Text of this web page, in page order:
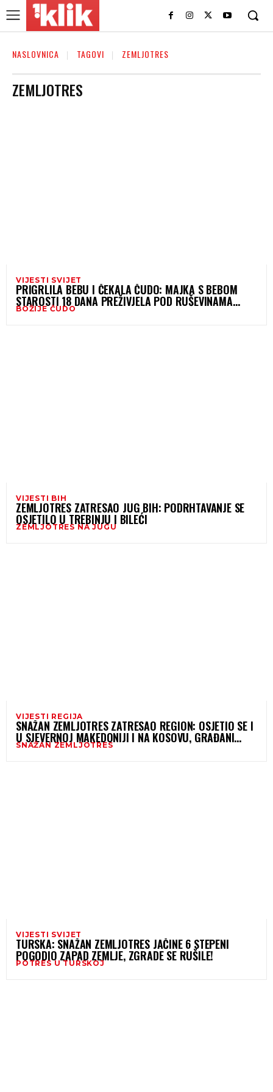
NASLOVNICA TAGOVI ZEMLJOTRES
ZEMLJOTRES
VIJESTI SVIJET
PRIGRLILA BEBU I ČEKALA ČUDO: MAJKA S BEBOM
STAROSTI 18 DANA PREŽIVJELA POD RUŠEVINAMA
ZEMLJOTRESA U VENEZUELI
BOŽIJE ČUDO
VIJESTI BIH
ZEMLJOTRES ZATRESAO JUG BIH: PODRHTAVANJE SE
OSJETILO U TREBINJU I BILEĆI
ZEMLJOTRES NA JUGU
VIJESTI REGIJA
SNAŽAN ZEMLJOTRES ZATRESAO REGION: OSJETIO SE I
U SJEVERNOJ MAKEDONIJI I NA KOSOVU, GRAĐANI
PRIJAVLJUJU “JAK UDAR”
SNAŽAN ZEMLJOTRES
VIJESTI SVIJET
TURSKA: SNAŽAN ZEMLJOTRES JAČINE 6 STEPENI
POGODIO ZAPAD ZEMLJE, ZGRADE SE RUŠILE!
POTRES U TURSKOJ